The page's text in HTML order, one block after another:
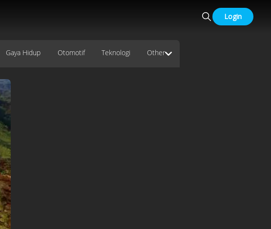
Login
Gaya Hidup Otomotif Teknologi Other